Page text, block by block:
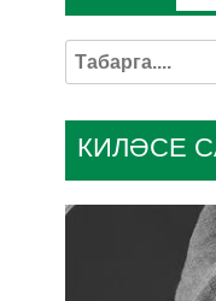
КИЛӘСЕ